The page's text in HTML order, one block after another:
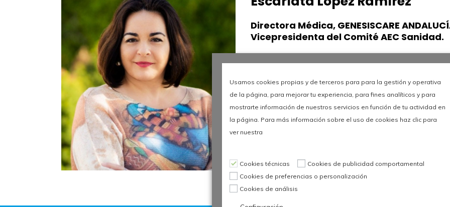
Directora Médica, GENESISCARE
Vicepresidenta del Comité AEC Sanidad.
Usamos cookies propias y de terceros para para la gestión y operativa
de la página, para mejorar tu experiencia, para fines analíticos y para
mostrarte información de nuestros servicios en función de tu actividad en
la página. Para más información sobre el uso de cookies haz clic para
ver nuestra
Cookies técnicas
Cookies de publicidad comportamental
Cookies de preferencias o personalización
Cookies de análisis